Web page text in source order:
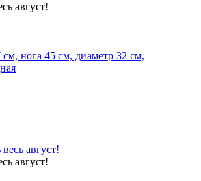
август!
см, нога 45 см, диаметр 32 см,
август!